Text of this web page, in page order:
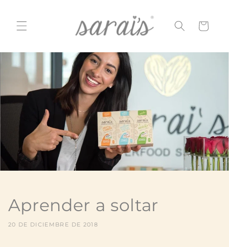
al contenido
Carrito
Aprender a soltar
20 DE DICIEMBRE DE 2018